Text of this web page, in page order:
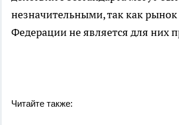
незначительными, так как
Федерации не является для них
Читайте также: